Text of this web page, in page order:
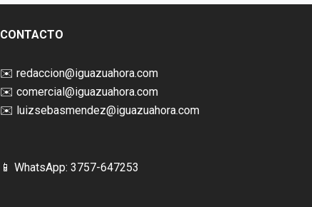
CONTACTO
✉️ redaccion@iguazuahora.com
✉️ comercial@iguazuahora.com
✉️ luizsebasmendez@iguazuahora.com
📱 WhatsApp: 3757-647253